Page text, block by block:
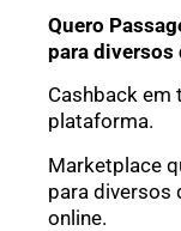
Quero
para
Cashback em
plataforma.
Marketplace
para diversos
online.